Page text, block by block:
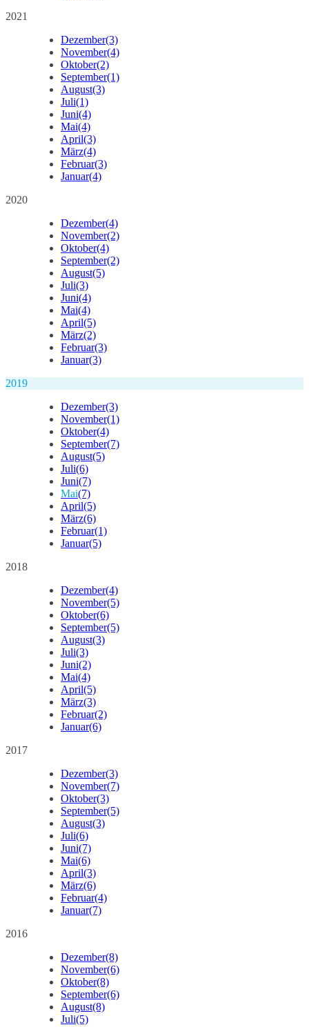
2021
Dezember(3)
November(4)
Oktober(2)
September(1)
August(3)
Juli(1)
Juni(4)
Mai(4)
April(3)
März(4)
Februar(3)
Januar(4)
2020
Dezember(4)
November(2)
Oktober(4)
September(2)
August(5)
Juli(3)
Juni(4)
Mai(4)
April(5)
März(2)
Februar(3)
Januar(3)
2019
Dezember(3)
November(1)
Oktober(4)
September(7)
August(5)
Juli(6)
Juni(7)
Mai(7)
April(5)
März(6)
Februar(1)
Januar(5)
2018
Dezember(4)
November(5)
Oktober(6)
September(5)
August(3)
Juli(3)
Juni(2)
Mai(4)
April(5)
März(3)
Februar(2)
Januar(6)
2017
Dezember(3)
November(7)
Oktober(3)
September(5)
August(3)
Juli(6)
Juni(7)
Mai(6)
April(3)
März(6)
Februar(4)
Januar(7)
2016
Dezember(8)
November(6)
Oktober(8)
September(6)
August(8)
Juli(5)